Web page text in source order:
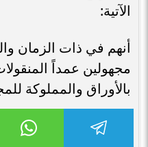
الآتية:
أنهم في ذات الزمان
مجهولين عمداً
بالأوراق والمملوكة